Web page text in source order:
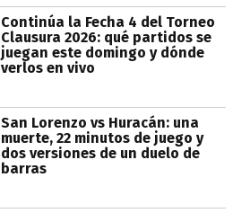
Continúa la Fecha 4 del Torneo
Clausura 2026: qué partidos se
juegan este domingo y dónde
verlos en vivo
San Lorenzo vs Huracán: una
muerte, 22 minutos de juego y
dos versiones de un duelo de
barras